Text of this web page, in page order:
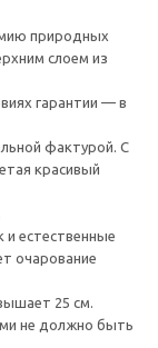
природных
слоем из
гарантии — в
фактурой. С
красивый
и естественные
очарование
25 см.
не должно быть